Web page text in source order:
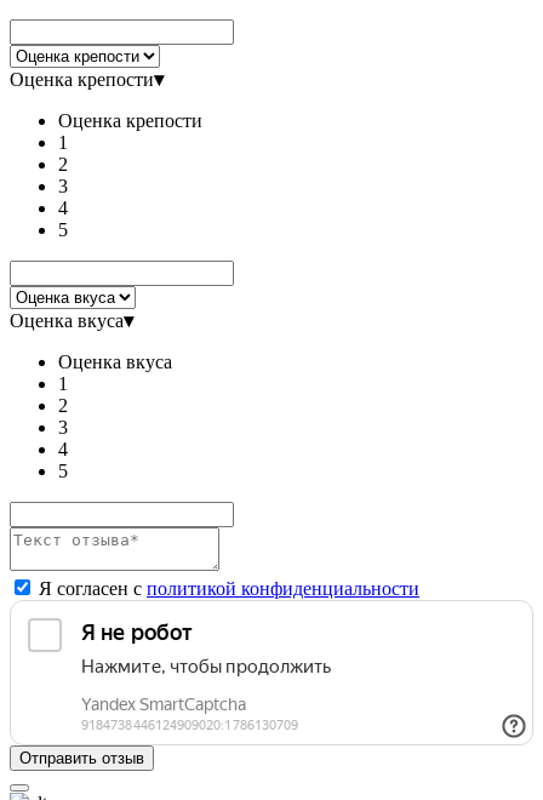
Оценка крепости▾
Оценка крепости
1
2
3
4
5
Оценка вкуса▾
Оценка вкуса
1
2
3
4
5
Я согласен с политикой конфиденциальности